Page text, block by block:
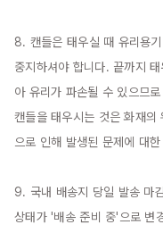
8. 캔들은 태우실 때 유리용
중지하셔야 합니다. 끝까지
아 유리가 파손될 수 있으므
캔들을 태우시는 것은 화재의
으로 인해 발생된 문제에 대
9. 국내 배송지 당일 발송 마
상태가 '배송 준비 중'으로 변